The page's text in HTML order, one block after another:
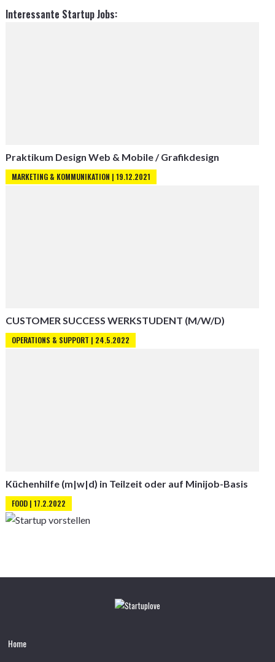
Interessante Startup Jobs:
Praktikum Design Web & Mobile / Grafikdesign
MARKETING & KOMMUNIKATION | 19.12.2021
CUSTOMER SUCCESS WERKSTUDENT (M/W/D)
OPERATIONS & SUPPORT | 24.5.2022
Küchenhilfe (m|w|d) in Teilzeit oder auf Minijob-Basis
FOOD | 17.2.2022
Home